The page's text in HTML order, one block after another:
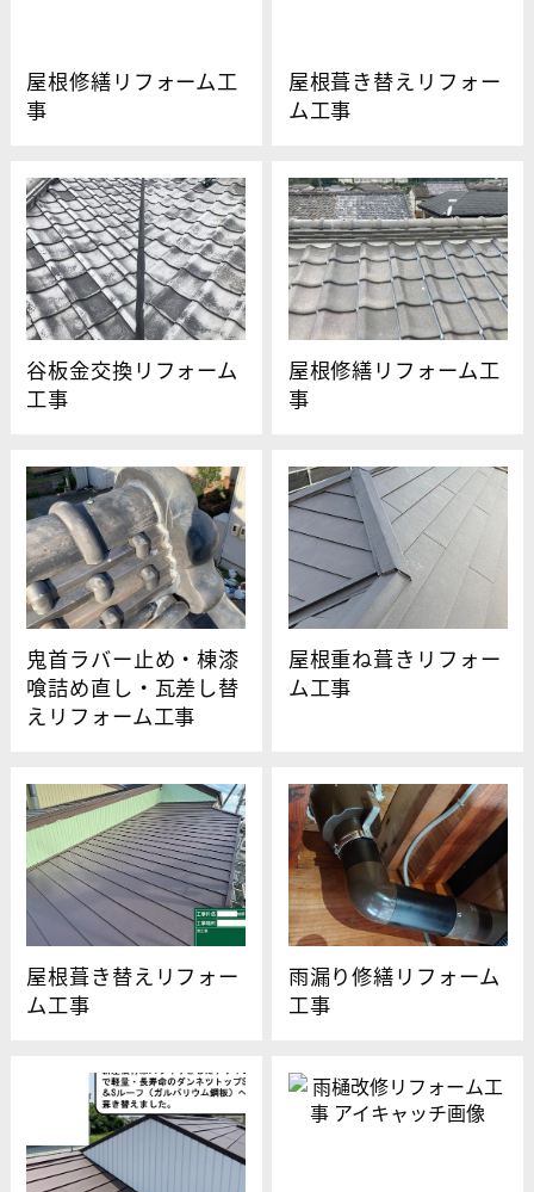
屋根修繕リフォーム工
事
屋根葺き替えリフォー
ム工事
谷板金交換リフォーム
工事
屋根修繕リフォーム工
事
鬼首ラバー止め・棟漆
喰詰め直し・瓦差し替
えリフォーム工事
屋根重ね葺きリフォー
ム工事
屋根葺き替えリフォー
ム工事
雨漏り修繕リフォーム
工事